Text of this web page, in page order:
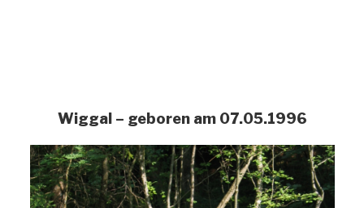
Wiggal – geboren am 07.05.1996